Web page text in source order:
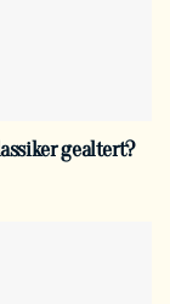
gealtert?